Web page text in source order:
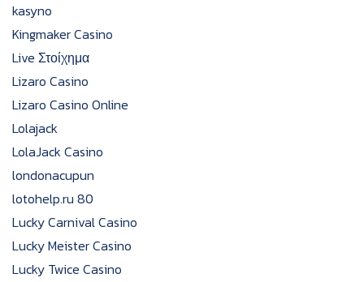
kasyno
Kingmaker Casino
Live Στοίχημα
Lizaro Casino
Lizaro Casino Online
Lolajack
LolaJack Casino
londonacupun
lotohelp.ru 80
Lucky Carnival Casino
Lucky Meister Casino
Lucky Twice Casino